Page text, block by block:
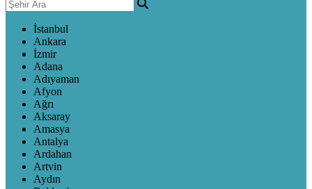
İstanbul
Ankara
İzmir
Adana
Adıyaman
Afyon
Ağrı
Aksaray
Amasya
Antalya
Ardahan
Artvin
Aydın